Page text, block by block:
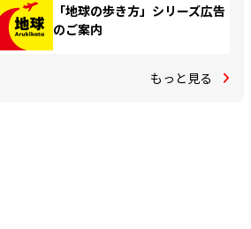
「地球の歩き方」シリーズ広告
のご案内
もっと見る